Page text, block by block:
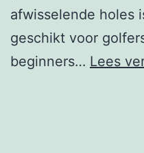
afwisselende holes
geschikt voor
beginners… Lees